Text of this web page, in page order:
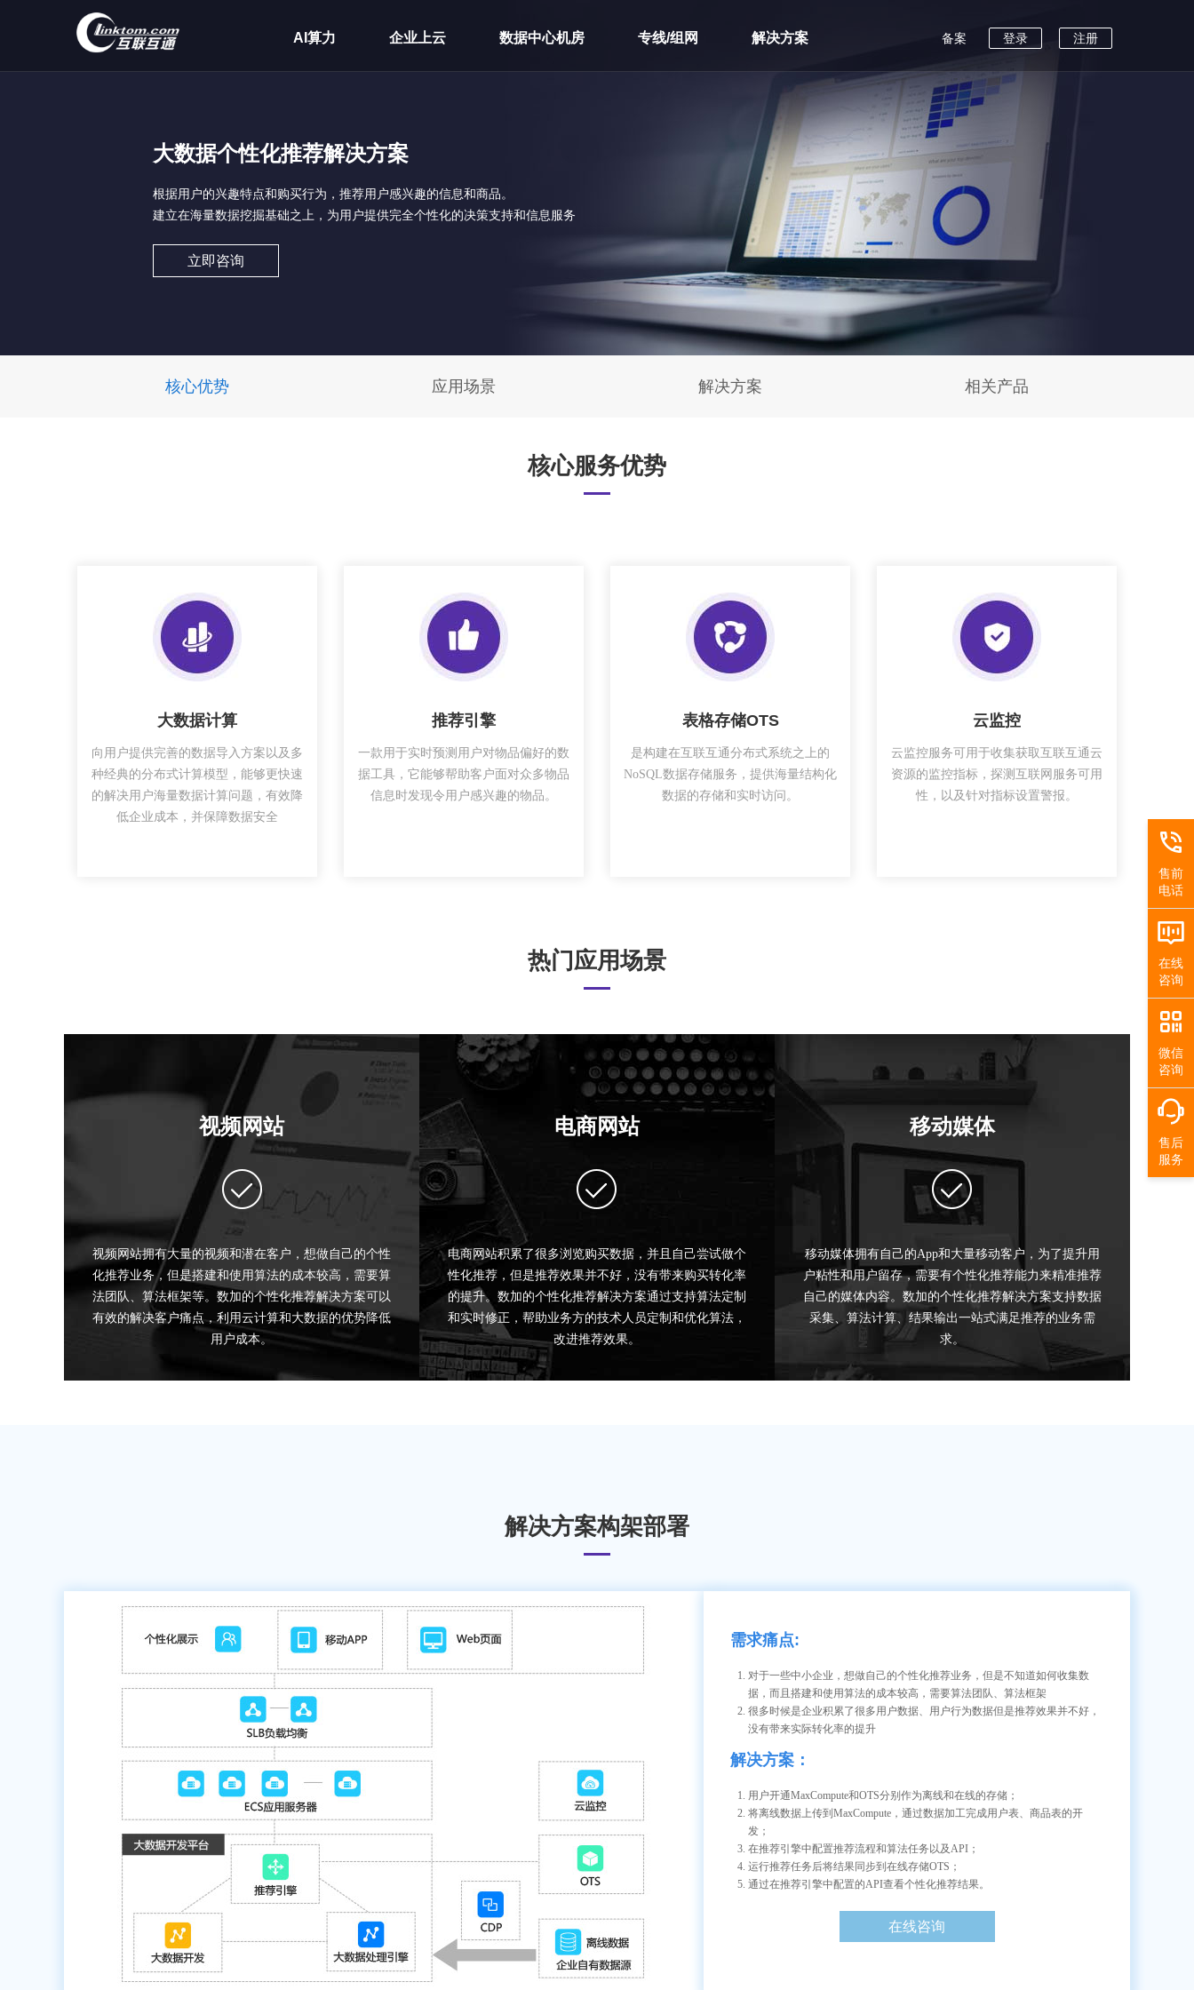
备案 登录 注册
AI算力 企业上云 数据中心机房 专线/组网 解决方案
大数据个性化推荐解决方案
根据用户的兴趣特点和购买行为，推荐用户感兴趣的信息和商品。
建立在海量数据挖掘基础之上，为用户提供完全个性化的决策支持和信息服务
立即咨询
核心优势 应用场景 解决方案 相关产品
核心服务优势
大数据计算
向用户提供完善的数据导入方案以及多
种经典的分布式计算模型，能够更快速
的解决用户海量数据计算问题，有效降
低企业成本，并保障数据安全
推荐引擎
一款用于实时预测用户对物品偏好的数
据工具，它能够帮助客户面对众多物品
信息时发现令用户感兴趣的物品。
表格存储OTS
是构建在互联互通分布式系统之上的
NoSQL数据存储服务，提供海量结构化
数据的存储和实时访问。
云监控
云监控服务可用于收集获取互联互通云
资源的监控指标，探测互联网服务可用
性，以及针对指标设置警报。
热门应用场景
视频网站
视频网站拥有大量的视频和潜在客户，想做自己的个性
化推荐业务，但是搭建和使用算法的成本较高，需要算
法团队、算法框架等。数加的个性化推荐解决方案可以
有效的解决客户痛点，利用云计算和大数据的优势降低
用户成本。
电商网站
电商网站积累了很多浏览购买数据，并且自己尝试做个
性化推荐，但是推荐效果并不好，没有带来购买转化率
的提升。数加的个性化推荐解决方案通过支持算法定制
和实时修正，帮助业务方的技术人员定制和优化算法，
改进推荐效果。
移动媒体
移动媒体拥有自己的App和大量移动客户，为了提升用
户粘性和用户留存，需要有个性化推荐能力来精准推荐
自己的媒体内容。数加的个性化推荐解决方案支持数据
采集、算法计算、结果输出一站式满足推荐的业务需
求。
解决方案构架部署
需求痛点:
对于一些中小企业，想做自己的个性化推荐业务，但是不知道如何收集数
据，而且搭建和使用算法的成本较高，需要算法团队、算法框架
很多时候是企业积累了很多用户数据、用户行为数据但是推荐效果并不好，
没有带来实际转化率的提升
解决方案：
用户开通MaxCompute和OTS分别作为离线和在线的存储；
将离线数据上传到MaxCompute，通过数据加工完成用户表、商品表的开
发；
在推荐引擎中配置推荐流程和算法任务以及API；
运行推荐任务后将结果同步到在线存储OTS；
通过在推荐引擎中配置的API查看个性化推荐结果。
在线咨询
售前
电话
在线
咨询
微信
咨询
售后
服务